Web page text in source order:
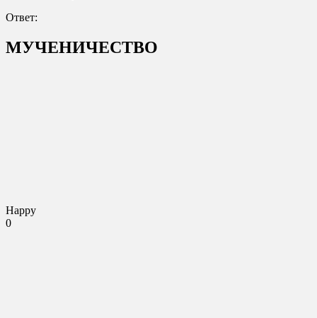
Ответ:
МУЧЕНИЧЕСТВО
Happy
0